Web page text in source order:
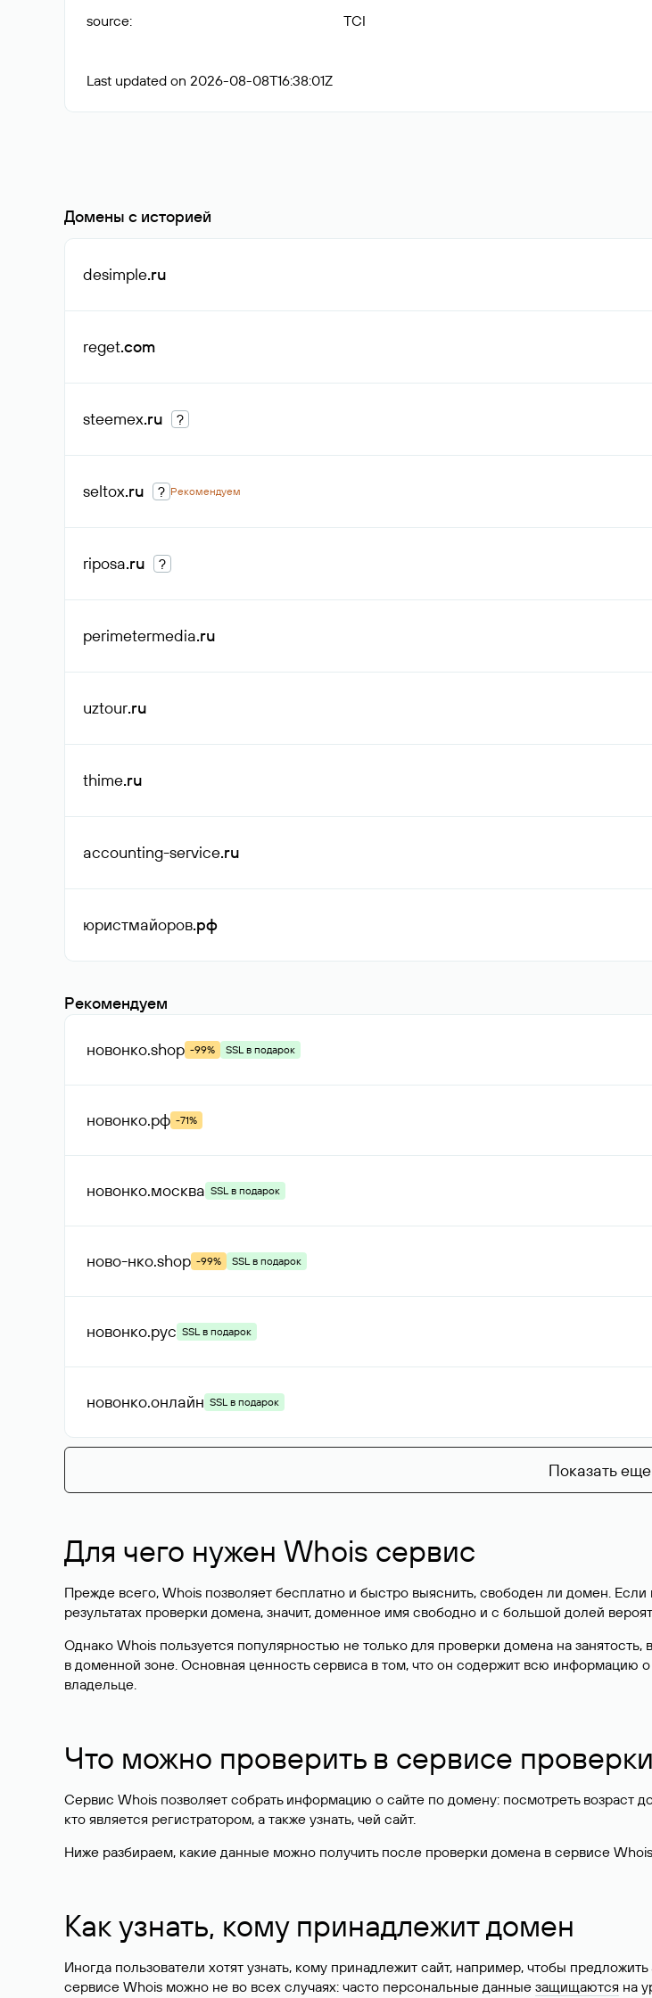
source: TCI
Last updated on 2026-08-08T16:38:01Z
Домены с историей
desimple.ru
reget.com
steemex.ru ?
seltox.ru ? Рекомендуем
riposa.ru ?
perimetermedia.ru
uztour.ru
thime.ru
accounting-service.ru
юристмайоров.рф
Рекомендуем
новонко.shop -99% SSL в подарок
новонко.рф -71%
новонко.москва SSL в подарок
ново-нко.shop -99% SSL в подарок
новонко.рус SSL в подарок
новонко.онлайн SSL в подарок
Показать еще
Для чего нужен Whois сервис
Прежде всего, Whois позволяет бесплатно и быстро выяснить, свободен ли домен.
результатах проверки домена, значит, доменное имя свободно и с большой долей
Однако Whois пользуется популярностью не только для проверки домена на
в доменной зоне. Основная ценность сервиса в том, что он содержит всю информацию
владельце.
Что можно проверить в сервисе
Сервис Whois позволяет собрать информацию о сайте по домену: посмотреть возраст
кто является регистратором, а также узнать, чей сайт.
Ниже разбираем, какие данные можно получить после проверки домена в сервисе
Как узнать, кому принадлежит домен
Иногда пользователи хотят узнать, кому принадлежит сайт, например, чтобы
сервисе Whois можно не во всех случаях: часто персональные данные защищаются на